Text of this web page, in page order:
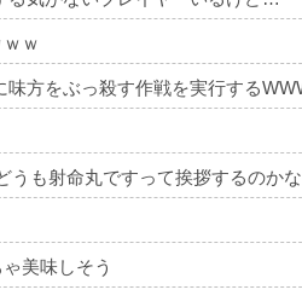
ｗ
うも射命丸ですって挨拶するのかな
美味しそう